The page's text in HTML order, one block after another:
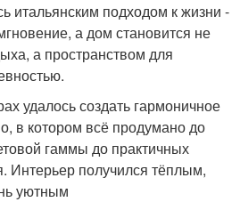
итальянским подходом к жизни -
а дом становится не
а пространством для
удалось создать гармоничное
в котором всё продумано до
гаммы до практичных
Интерьер получился тёплым,
уютным